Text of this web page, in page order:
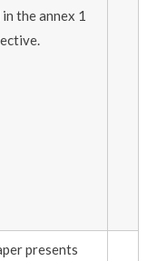
the annex 1
presents